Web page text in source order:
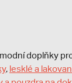
doplňky
, lesklé a